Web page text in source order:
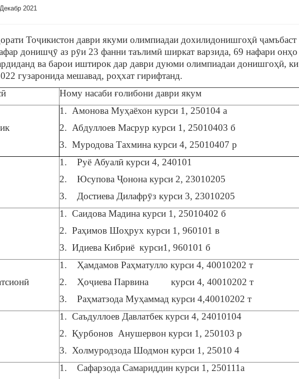
2021
Тоҷикистон даври якуми олимпиадаи дохилидонишгоҳӣ ҷамъбаст
донишҷӯ аз рӯи 23 фанни таълимӣ ширкат варзида, 69 нафари онҳо
ва барои иштирок дар даври дуюми олимпиадаи донишгоҳӣ, ки
гузаронида мешавад, роҳхат гирифтанд.
Ному насаби ғолибони даври якум
1. Амонова Муҳаёхон курси 1, 250104 а
2. Абдуллоев Масрур курси 1, 25010403 б
3. Муродова Тахмина курси 4, 25010407 р
1. Руё Абуалӣ курси 4, 240101
2. Юсупова Ҷонона курси 2, 23010205
3. Достиева Дилафрӯз курси 3, 23010205
1. Саидова Мадина курси 1, 25010402 б
2. Раҳимов Шоҳрух курси 1, 960101 в
3. Идиева Кибриё курси1, 960101 б
1. Ҳамдамов Раҳматулло курси 4, 40010202 т
2. Ҳоҷиева Парвина курси 4, 40010202 т
3. Раҳматзода Муҳаммад курси 4,40010202 т
1. Саъдуллоев Давлатбек курси 4, 24010104
2. Қурбонов Анушервон курси 1, 250103 р
3. Холмуродзода Шодмон курси 1, 25010 4
1. Сафарзода Самариддин курси 1, 250111а